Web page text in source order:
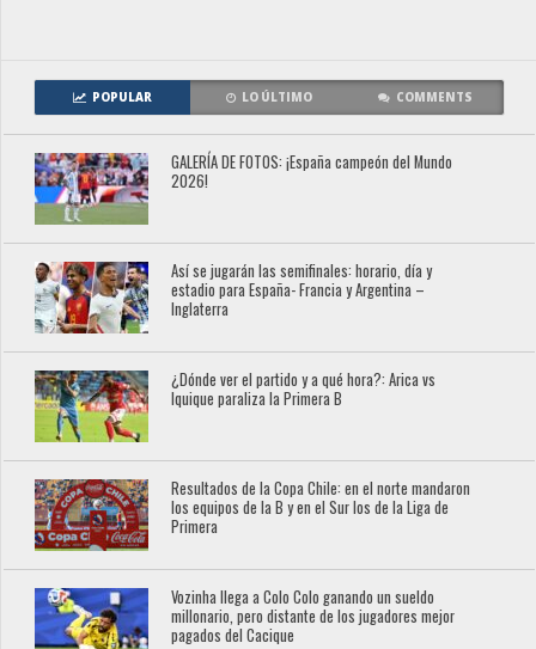
POPULAR LO ÚLTIMO COMMENTS
GALERÍA DE FOTOS: ¡España campeón del Mundo
2026!
Así se jugarán las semifinales: horario, día y
estadio para España- Francia y Argentina –
Inglaterra
¿Dónde ver el partido y a qué hora?: Arica vs
Iquique paraliza la Primera B
Resultados de la Copa Chile: en el norte mandaron
los equipos de la B y en el Sur los de la Liga de
Primera
Vozinha llega a Colo Colo ganando un sueldo
millonario, pero distante de los jugadores mejor
pagados del Cacique